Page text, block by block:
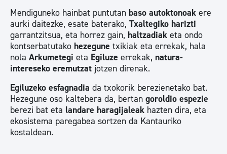
Mendiguneko hainbat puntutan baso autoktonoak ere
aurki daitezke, esate baterako, Txaltegiko harizti
garrantzitsua, eta horrez gain, haltzadiak eta ondo
kontserbatutako hezegune txikiak eta errekak, hala
nola Arkumetegi eta Egiluze errekak, natura-
intereseko eremutzat jotzen direnak.
Egiluzeko esfagnadia da txokorik berezienetako bat.
Hezegune oso kaltebera da, bertan goroldio espezie
berezi bat eta landare haragijaleak hazten dira, eta
ekosistema paregabea sortzen da Kantauriko
kostaldean.